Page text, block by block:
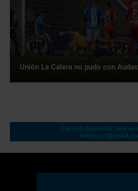
Unión La Calera no pudo con Audax